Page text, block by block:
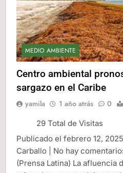
MEDIO AMBIENTE
Centro ambiental
sargazo en el Caribe
yamila 1 año atrás 0
29 Total de Visitas
Publicado el febrero 12,
Carballo | No hay
(Prensa Latina) La afluencia